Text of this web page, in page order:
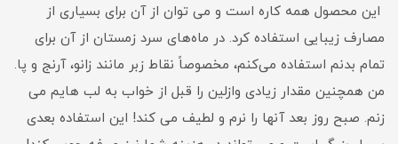
این محصول همه کاره است و می توان از آن برای بسیاری از
مصارف زیبایی استفاده کرد. در ماه‌های سرد زمستان از آن برای
تمام بدنم استفاده می‌کنم، مخصوصاً نقاط زبر مانند زانو، آرنج و پا.
من همچنین مقدار زیادی وازلین را قبل از خواب به لب هایم می
زنم. صبح روز بعد آنها را نرم و لطیف می کند! این استفاده بعدی